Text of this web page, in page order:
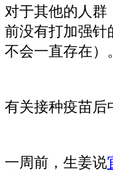
对于其他的人群
前没有打加强针
不会一直存在）。
有关接种疫苗后
一周前，生姜说